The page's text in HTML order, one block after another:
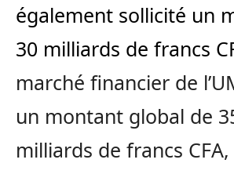
également sollicité un
30 milliards de francs
marché financier de
un montant global de
milliards de francs CFA,